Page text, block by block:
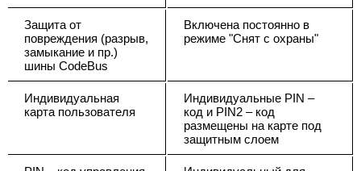
Защита от
повреждения (разрыв,
замыкание и пр.)
шины CodeBus
Включена постоянно в
режиме "Снят с охраны"
Индивидуальная
карта пользователя
Индивидуальные PIN –
код и PIN2 – код
размещены на карте под
защитным слоем